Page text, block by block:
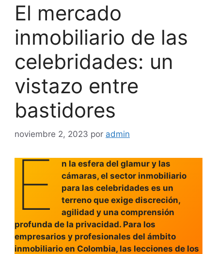
El mercado
inmobiliario de las
celebridades: un
vistazo entre
bastidores
noviembre 2, 2023 por admin
E
n la esfera del glamur y las
cámaras, el sector inmobiliario
para las celebridades es un
terreno que exige discreción,
agilidad y una comprensión
profunda de la privacidad. Para los
empresarios y profesionales del ámbito
inmobiliario en Colombia, las lecciones de los